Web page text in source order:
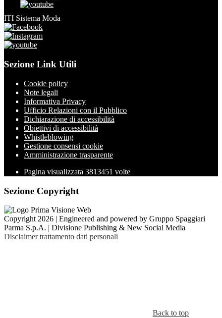
ITI Sistema Moda
Sezione Link Utili
Cookie policy
Note legali
Informativa Privacy
Ufficio Relazioni con il Pubblico
Dichiarazione di accessibilità
Obiettivi di accessibilità
Whistleblowing
Gestione consensi cookie
Amministrazione trasparente
Pagina visualizzata 3813451 volte
Sezione Copyright
Copyright 2026 | Engineered and powered by Gruppo Spaggiari
Parma S.p.A. | Divisione Publishing & New Social Media
Disclaimer trattamento dati personali
Back to top